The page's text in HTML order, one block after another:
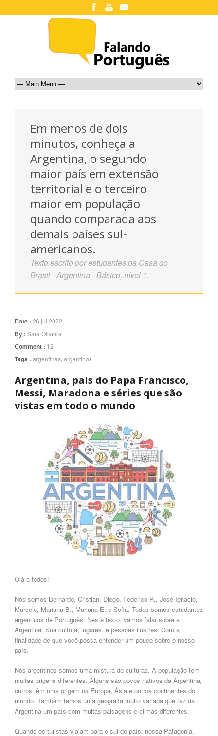
Em menos de dois
minutos, conheça a
Argentina, o segundo
maior país em extensão
territorial e o terceiro
maior em população
quando comparada aos
demais países sul-
americanos.
Texto escrito por estudantes da Casa do
Brasil - Argentina - Básico, nível 1.
Date : 26 jul 2022
By : Sara Oliveira
Comment : 12
Tags : argentinas, argentinos
Argentina, país do Papa Francisco,
Messi, Maradona e séries que são
vistas em todo o mundo
Olá a todos!
Nós somos Bernardo, Cristian, Diego, Federico R., José Ignacio,
Marcelo, Mariana B., Mariana E. e Sofia. Todos somos estudantes
argentinos de Português. Neste texto, vamos falar sobre a
Argentina. Sua cultura, lugares, e pessoas ilustres. Com a
finalidade de que você possa entender um pouco sobre o nosso
país.
Nós argentinos somos uma mistura de culturas. A população tem
muitas origens diferentes. Alguns são povos nativos da Argentina,
outros têm uma origem na Europa, Ásia e outros continentes do
mundo. Também temos uma geografia muito variada que faz da
Argentina um país com muitas paisagens e climas diferentes.
Quando os turistas viajam para o sul do país, nossa Patagonia,